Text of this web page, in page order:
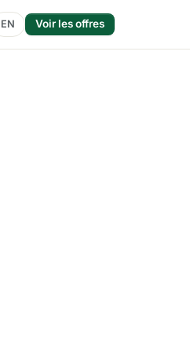
EN Voir les offres